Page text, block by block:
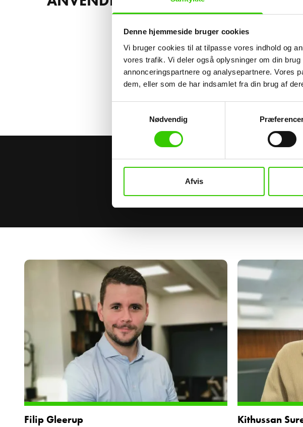
Denne hjemmeside bruger cookies
Vi bruger cookies til at tilpasse vores indhold og
vores trafik. Vi deler også oplysninger om din
annonceringspartnere og analysepartnere. Vores
dem, eller som de har indsamlet fra din brug af
Nødvendig
Afvis
Lagerhaller og
Renovering
KONTAKT OS
Filip Gleerup Kithussan